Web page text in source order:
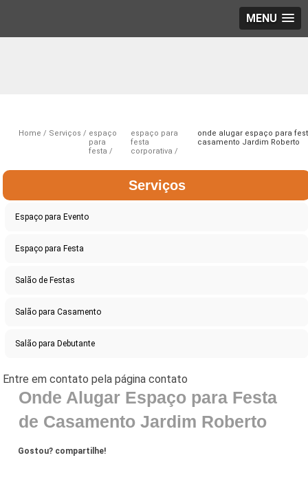
MENU
Home Serviços
espaço
para
festa
espaço para
festa
corporativa
onde alugar espaço para
casamento Jardim Roberto
Serviços
Espaço para Evento
Espaço para Festa
Salão de Festas
Salão para Casamento
Salão para Debutante
Onde Alugar Espaço para Festa
de Casamento Jardim Roberto
Gostou? compartilhe!